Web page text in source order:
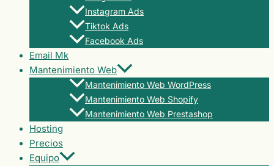
Instagram Ads
Tiktok Ads
Facebook Ads
Email Mk
Mantenimiento Web
Mantenimiento Web WordPress
Mantenimiento Web Shopify
Mantenimiento Web Prestashop
Hosting
Precios
Equipo